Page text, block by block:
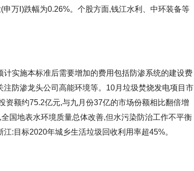
万Ⅰ)跌幅为0.26%。个股方面,钱江水利、中环装备等
计实施本标准后需要增加的费用包括防渗系统的建设费
防渗龙头公司高能环境等。10月垃圾焚烧发电项目市
额约75.2亿元,与九月份37亿的市场份额相比翻倍增
国地表水环境质量总体改善,但水污染防治工作不平衡
:目标2020年城乡生活垃圾回收利用率超45%。